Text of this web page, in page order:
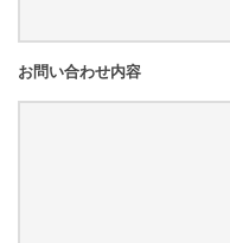
お問い合わせ内容